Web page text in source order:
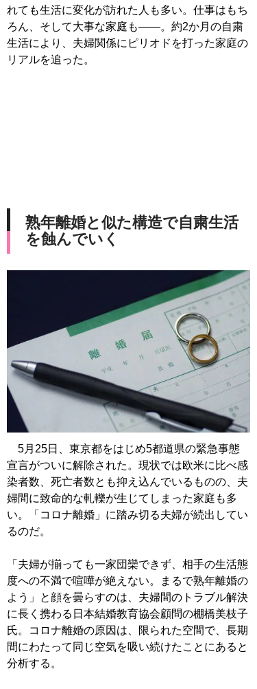
れても生活に変化が訪れた人も多い。仕事はもち
ろん、そして大事な家庭も――。約2か月の自粛
生活により、夫婦関係にピリオドを打った家庭の
リアルを追った。
熟年離婚と似た構造で自粛生活
を蝕んでいく
5月25日、東京都をはじめ5都道県の緊急事態
宣言がついに解除された。現状では欧米に比べ感
染者数、死亡者数とも抑え込んでいるものの、夫
婦間に致命的な軋轢が生じてしまった家庭も多
い。「コロナ離婚」に踏み切る夫婦が続出してい
るのだ。
「夫婦が揃っても一家団欒できず、相手の生活態
度への不満で喧嘩が絶えない。まるで熟年離婚の
よう」と顔を曇らすのは、夫婦間のトラブル解決
に長く携わる日本結婚教育協会顧問の棚橋美枝子
氏。コロナ離婚の原因は、限られた空間で、長期
間にわたって同じ空気を吸い続けたことにあると
分析する。